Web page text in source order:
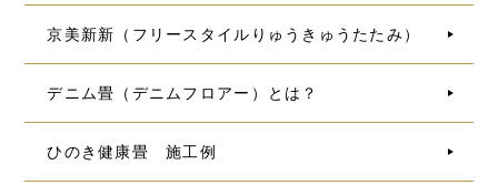
京美新新（フリースタイルりゅうきゅうたたみ）
デニム畳（デニムフロアー）とは？
ひのき健康畳 施工例